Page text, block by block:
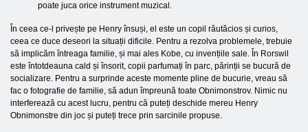
poate juca orice instrument muzical.
În ceea ce-l privește pe Henry însuși, el este un copil răutăcios și curios,
ceea ce duce deseori la situații dificile. Pentru a rezolva problemele, trebuie
să implicăm întreaga familie, și mai ales Kobe, cu invențiile sale. În Rorswil
este întotdeauna cald și însorit, copii parfumați în parc, părinții se bucură de
socializare. Pentru a surprinde aceste momente pline de bucurie, vreau să
fac o fotografie de familie, să adun împreună toate Obnimonstrov. Nimic nu
interferează cu acest lucru, pentru că puteți deschide mereu Henry
Obnimonstre din joc și puteți trece prin sarcinile propuse.